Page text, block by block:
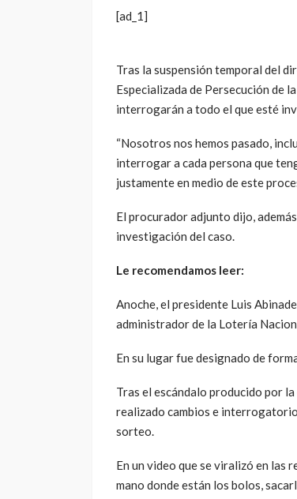
[ad_1]
Tras la suspensión temporal del
Especializada de Persecución de
interrogarán a todo el que esté
“Nosotros nos hemos pasado,
interrogar a cada persona que
justamente en medio de este
El procurador adjunto dijo,
investigación del caso.
Le recomendamos leer:
Anoche, el presidente Luis
administrador de la Lotería
En su lugar fue designado de
Tras el escándalo producido por
realizado cambios e
sorteo.
En un video que se viralizó en las
mano donde están los bolos,